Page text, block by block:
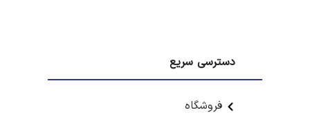
دسترسی سریع
فروشگاه